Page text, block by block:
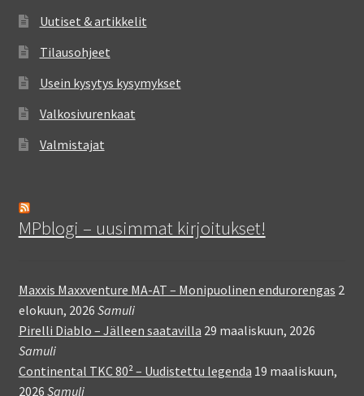
Uutiset & artikkelit
Tilausohjeet
Usein kysytys kysymykset
Valkosivurenkaat
Valmistajat
MPblogi – uusimmat kirjoitukset!
Maxxis Maxxventure MA-AT – Monipuolinen endurorengas 2
elokuun, 2026 Samuli
Pirelli Diablo – Jälleen saatavilla 29 maaliskuun, 2026
Samuli
Continental TKC 80² – Uudistettu legenda 19 maaliskuun,
2026 Samuli